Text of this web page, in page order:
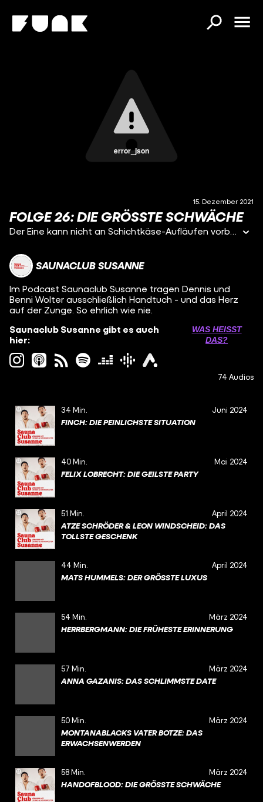
error_json
15. Dezember 2021
FOLGE 26: DIE GRÖSSTE SCHWÄCHE
Der Eine kann nicht an Schichtkäse-Aufläufen vorbeilaufen, ohne sich reflexartig darin zu verbeißen und die Andere vertraut nahezu fremden Menschen zu schnell zu viel an. Ihr merkt schon: Heute geht es um tonnenweise Achillesfersen. Gelüste und Charaktereigenschaften, die uns in der ach so starken Welt ein bisschen "schwach" erscheinen lassen - aber ist dem wirklich so? Wir besprechen das. Und feiern unsere/eure Schwächen!
SAUNACLUB SUSANNE
Im Podcast Saunaclub Susanne tragen Dennis und
Benni Wolter ausschließlich Handtuch - und das Herz
auf der Zunge. So ehrlich wie nie.
Saunaclub Susanne gibt es auch
hier:
WAS HEISST D
AS?
74 Audios
34 Min. Juni 2024
FINCH: DIE PEINLICHSTE SITUATION
40 Min. Mai 2024
FELIX LOBRECHT: DIE GEILSTE PARTY
51 Min. April 2024
ATZE SCHRÖDER & LEON WINDSCHEID: DAS
TOLLSTE GESCHENK
44 Min. April 2024
MATS HUMMELS: DER GRÖSSTE LUXUS
54 Min. März 2024
HERRBERGMANN: DIE FRÜHESTE ERINNERUNG
57 Min. März 2024
ANNA GAZANIS: DAS SCHLIMMSTE DATE
50 Min. März 2024
MONTANABLACKS VATER BOTZE: DAS
ERWACHSENWERDEN
58 Min. März 2024
HANDOFBLOOD: DIE GRÖSSTE SCHWÄCHE